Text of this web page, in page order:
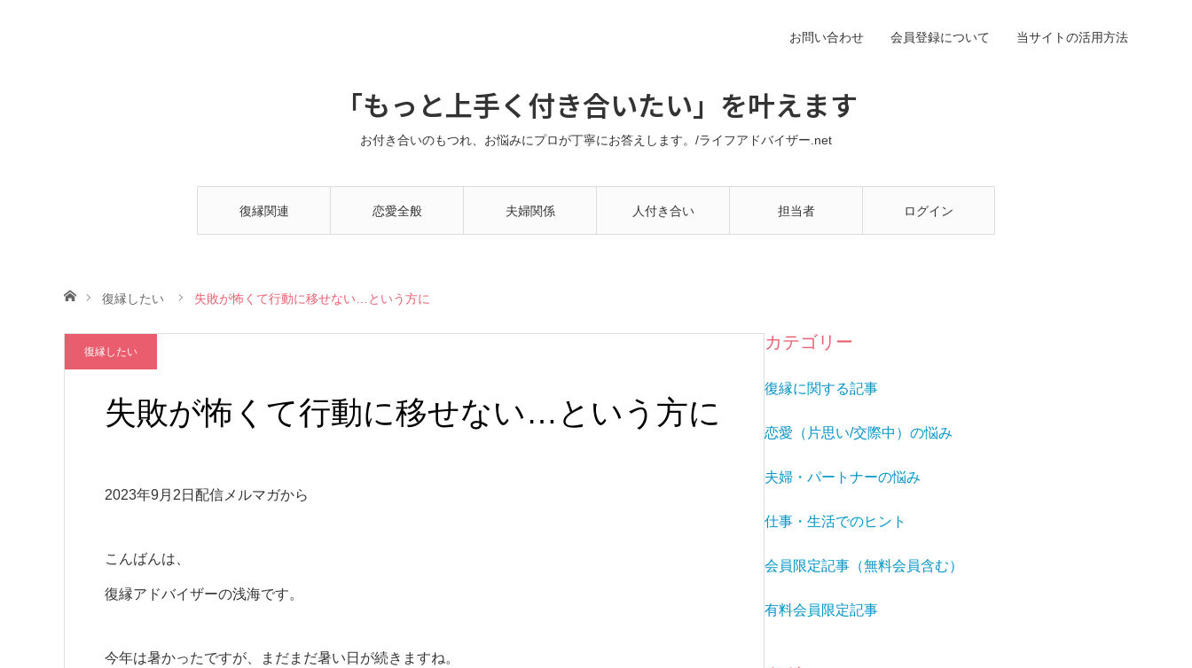
「もっと上手く付き合いたい」を叶えます
お付き合いのもつれ、お悩みにプロが丁寧にお答えします。/ライフアドバイザー.net
復縁関連 恋愛全般 夫婦関係 人付き合い 担当者 ログイン
お問い合わせ 会員登録について 当サイトの活用方法
ホーム復縁したい 失敗が怖くて行動に移せない…という方に
復縁したい
失敗が怖くて行動に移せない…という方に
2023年9月2日配信メルマガから
こんばんは、
復縁アドバイザーの浅海です。
今年は暑かったですが、まだまだ暑い日が続きますね。
カテゴリー
復縁に関する記事
恋愛（片思い/交際中）の悩み
夫婦・パートナーの悩み
仕事・生活でのヒント
会員限定記事（無料会員含む）
有料会員限定記事